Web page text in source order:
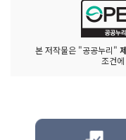
본 저작물은 "공공누리"
조건